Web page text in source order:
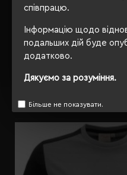
співпрацю.
Інформацію щодо
подальших дій буде
додатково.
Дякуємо за розуміння.
Більше не показувати.
ОПИС
ВІДГУКИ